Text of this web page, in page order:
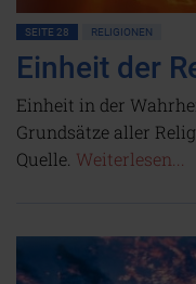
SEITE 28 RELIGIONEN
Einheit der
Einheit in der
Grundsätze aller
Quelle. Weiterlesen...